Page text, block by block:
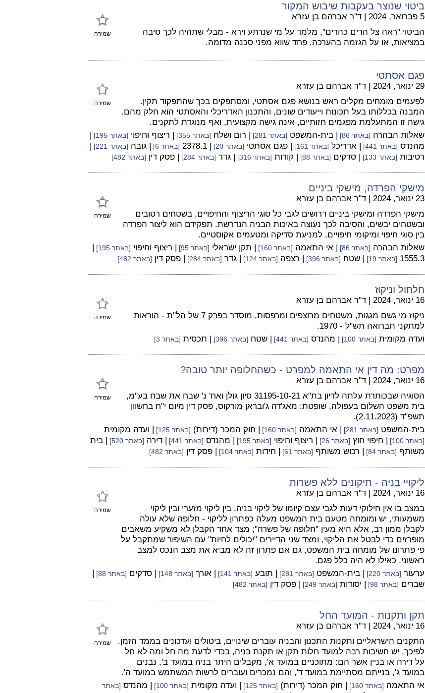
ביטוי שנוצר בעקבות שיבוש המקור
שמירה
5 פברואר, 2024 | ד"ר אברהם בן עזרא
הביטוי "ראה צל הרים כהרים", מלמד על מי שנרתע וירא - מבלי שתהיה לכך סיבה
במציאות, או על הגזמה בהערכה, פחד שווא מפני סכנה מדומה.
פגם אסתטי
שמירה
29 ינואר, 2024 | ד"ר אברהם בן עזרא
לפעמים מומחים מקלים ראש בנושא פגם אסתטי, ומסתפקים בכך שהתפקוד תקין.
המבנה בכללותו בעל תכונות וייעודים שונים, והתכנון האדריכלי והאסתטי הוא חלק מהם.
גישה זו המתעלמת מפגמים חזותיים, אינה גישה מקצועית, ואף מנוגדת לתקנים.
שאלות הבהרה [באתר 86] | בית-המשפט [באתר 281] | רום ושלח [באתר 355] | ריצוף וחיפוי [באתר 195]
|
מהנדס [באתר 441] | אדריכל [באתר 161] | פגם אסתטי [באתר 20] | 2378.1 [באתר 6] | גובה [באתר 221]
|
רטיבות [באתר 133] | סדקים [באתר 88] | קורות [באתר 316] | גדר [באתר 284] | פסק דין [באתר 482]
מישקי הפרדה, מישקי ביניים
שמירה
23 ינואר, 2024 | ד"ר אברהם בן עזרא
מישקי הפרדה ומישקי ביניים דרושים לגבי כל סוגי הריצוף והחיפויים, בשטחים רטובים
ובשטחים יבשים, והסיבה לכך נעוצה באיכות הבניה הנדרשת. תפקידם הוא ליצור הפרדה
בין סוגי חיפוי ומיקומי חיפויים, למניעת סדיקה ומטעמים אקוסטיים.
שאלות הבהרה [באתר 86] | אי התאמה [באתר 160] | תקן ישראלי [באתר 95] | ריצוף וחיפוי [באתר 195]
|
1555.3 [באתר 19] | שטח [באתר 396] | רצפה [באתר 124] | גדר [באתר 284] | פסק דין [באתר 482]
חלחול וניקוז
שמירה
16 ינואר, 2024 | ד"ר אברהם בן עזרא
ניקוז מי גשם מגגות, משטחים מרוצפים ומרפסות, מוסדר בפרק 7 של הל"ת - הוראות
למתקני תברואה תש"ל - 1970.
ועדה מקומית [באתר 100] | מהנדס [באתר 441] | שטח [באתר 396] | תכסית [באתר 3]
מפרט: מה דין אי התאמה למפרט - כשהחלופה יותר טובה?
שמירה
16 ינואר, 2024 | ד"ר אברהם בן עזרא
הסוגיה שבכותרת עלתה לדיון בת"א 31195-10-21 סיון גולן ואח' נ' שבח את שבח בע"מ,
בית משפט השלום בעפולה, שופטת: מאג'דה ג'ובראן מורקוס, פסק דין מיום י"ח בחשוון
תשפ"ד (2.11.2023).
בית-המשפט [באתר 281] | אי התאמה [באתר 160] | חוק המכר (דירות) [באתר 125] | ועדה מקומית
[באתר 100] | חיפוי חוץ [באתר 26] | ריצוף וחיפוי [באתר 195] | מהנדס [באתר 441] | דירה [באתר 520]
| בית
משותף [באתר 84] | רכוש משותף [באתר 61] | חידות [באתר 104] | פסק דין [באתר 482]
ליקויי בניה - תיקונים ללא פשרות
שמירה
16 ינואר, 2024 | ד"ר אברהם בן עזרא
במצב בו אין חילוקי דעות לגבי עצם קיומו של ליקוי בניה, בין ליקוי מזערי ובין ליקוי
משמעותי, יש ומומחה מטעם בית המשפט מעלה כפתרון לליקוי - חלופה שלא עולה
לקבלן ממון רב, אלא היא מעין "חלופה של פשרה"; מצד אחד הקבלן לא משקיע משאבים
מופרזים כדי לבטל את הליקוי, ומצד שני הדיירים "יכולים לחיות" עם השיפור שמתקבל על
פי פתרונו של מומחה בית המשפט, גם אם פתרון זה לא מביא את מצב הנכס למצב
ראשוני, כאילו לא היה כלל פגם.
ערעור [באתר 220] | בית-המשפט [באתר 281] | תובע [באתר 141] | אורך [באתר 148] | סדקים [באתר 88]
|
שברים [באתר 98] | יסודות [באתר 249] | פסק דין [באתר 482]
תקן ותקנות - המועד החל
שמירה
16 ינואר, 2024 | ד"ר אברהם בן עזרא
התקנים הישראליים ותקנות התכנון והבניה עוברים שינויים, ביטולים ועדכונים בממד הזמן.
לפיכך, יש חשיבות רבה למועד חלות תקן או תקנת בניה, בכדי לדעת מה חל ומה לא חל
על דירה או בניין אשר הם: מתוכניים במועד א', מקבלים היתר בניה במועד ב', נבנים
במועד ג', בנייתם מסתיימת במועד ד', והם נמכרים ועוברים לרשות המשתמש במועד ה'.
אי התאמה [באתר 160] | חוק המכר (דירות) [באתר 125] | ועדה מקומית [באתר 100] | מהנדס [באתר